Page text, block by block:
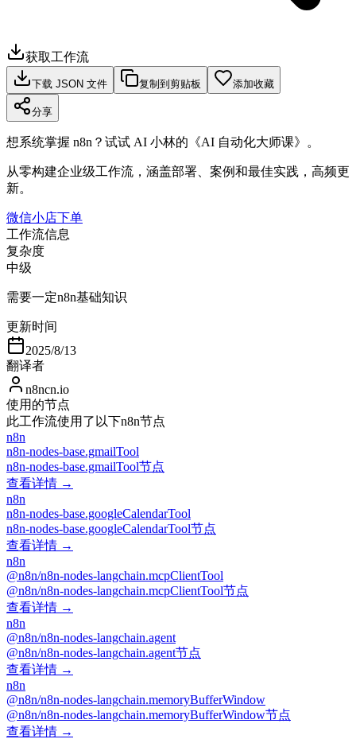
获取工作流
下载 JSON 文件 复制到剪贴板 添加收藏
分享
想系统掌握 n8n？试试 AI 小林的《AI 自动化大师课》。
从零构建企业级工作流，涵盖部署、案例和最佳实践，高频更
新。
微信小店下单
工作流信息
复杂度
中级
需要一定n8n基础知识
更新时间
2025/8/13
翻译者
n8ncn.io
使用的节点
此工作流使用了以下n8n节点
n8n
n8n-nodes-base.gmailTool
n8n-nodes-base.gmailTool节点
查看详情 →
n8n
n8n-nodes-base.googleCalendarTool
n8n-nodes-base.googleCalendarTool节点
查看详情 →
n8n
@n8n/n8n-nodes-langchain.mcpClientTool
@n8n/n8n-nodes-langchain.mcpClientTool节点
查看详情 →
n8n
@n8n/n8n-nodes-langchain.agent
@n8n/n8n-nodes-langchain.agent节点
查看详情 →
n8n
@n8n/n8n-nodes-langchain.memoryBufferWindow
@n8n/n8n-nodes-langchain.memoryBufferWindow节点
查看详情 →